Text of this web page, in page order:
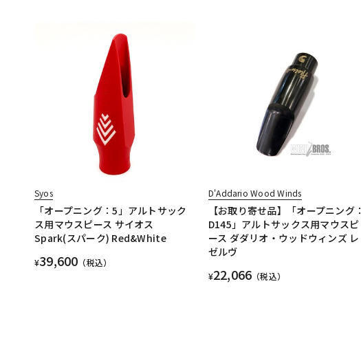
Syos
「オープニング：5」アルトサック
ス用マウスピース サイオス
Spark(スパーク) Red&White
¥39,600 （税込）
D'Addario Wood Winds
【お取り寄せ品】「オープニング：
D145」アルトサックス用マウスピ
ース ダダリオ・ウッドウィンズ レ
ゼルヴ
¥22,066 （税込）